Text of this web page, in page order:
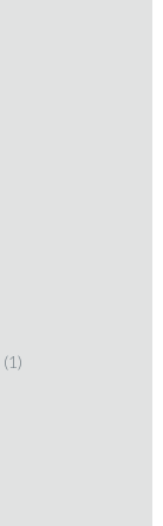
(1)